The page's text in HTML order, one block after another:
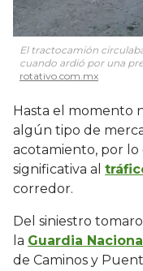
El tractocamión
cuando ardió por una
rotativo.com.mx
Hasta el momento
algún tipo de
acotamiento, por
significativa al
corredor.
Del siniestro
la Guardia Nacional
de Caminos y